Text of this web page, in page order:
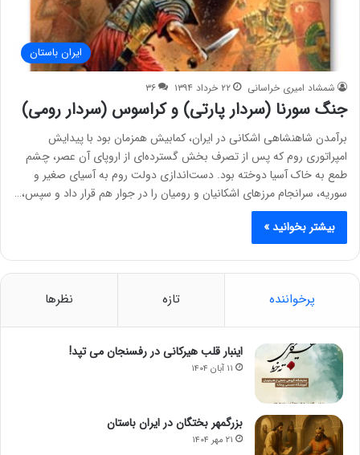
ایران باستان
شمشاد امیری خراسانی ۲۲ خرداد ۱۳۹۴ ۳۶
جنگ سورنا (سردار پارتی) و کراسوس (سردار رومی)
برآمدن شاهنشاهی اشکانی در ایران، کمابیش همزمان بود با پیدایش
امپراتوری روم که پس از تصرف بخش گسترده‌ای از اروپای آن عصر، چشم
طمع به خاک آسیا دوخته بود. دست‌اندازی دولت روم به آسیای صغیر و
سوریه، سرانجام مرزهای اشکانیان و رومیان را در جوار هم قرار داد و سپس،…
بیشتر بخوانید »
پرخواننده تازه نظرها
اینبار قلب هیرکانی در رفسنجان می تپد!
۱۱ آبان ۱۴۰۴
بزرگمهر بختگان در ایران باستان
۲۱ مهر ۱۴۰۴